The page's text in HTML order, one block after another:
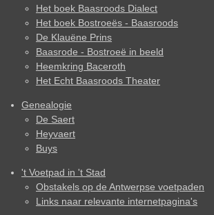
Het boek Baasroods Dialect
Het boek Bostroeës - Baasroods
De Klauëne Prins
Baasrode - Bostroeë in beeld
Heemkring Baceroth
Het Echt Baasroods Theater
Genealogie
De Saert
Heyvaert
Buys
't Voetpad in 't Stad
Obstakels op de Antwerpse voetpaden
Links naar relevante internetpagina's